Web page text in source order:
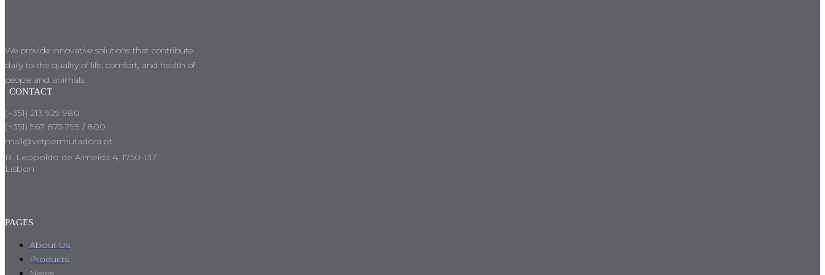
We provide innovative solutions that contribute
daily to the quality of life, comfort, and health of
people and animals.
CONTACT
(+351) 213 929 980
(+351) 967 875 799 / 800
mail@vetpermutadora.pt
R. Leopoldo de Almeida 4, 1750-137
Lisbon
PAGES
About Us
Products